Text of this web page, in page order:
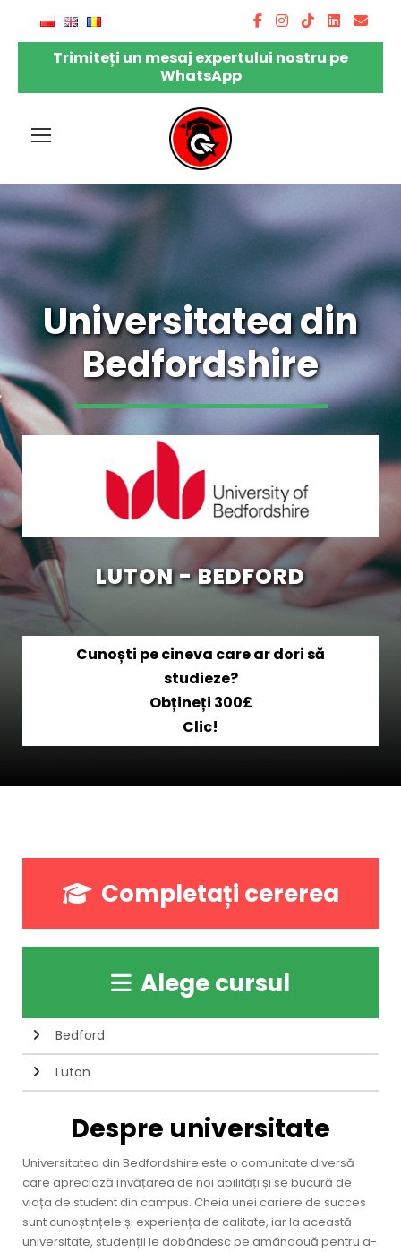
Trimiteți un mesaj expertului nostru pe
WhatsApp
Universitatea din
Bedfordshire
LUTON - BEDFORD
Cunoști pe cineva care ar dori să
studieze?
Obțineți 300£
Clic!
Completați cererea
Alege cursul
Bedford
Luton
Despre universitate
Universitatea din Bedfordshire este o comunitate diversă
care apreciază învățarea de noi abilități și se bucură de
viața de student din campus. Cheia unei cariere de succes
sunt cunoștințele și experiența de calitate, iar la această
universitate, studenții le dobândesc pe amândouă pentru a-